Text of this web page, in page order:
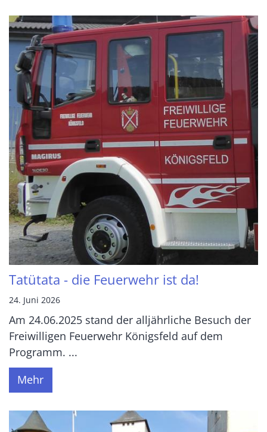
Tatütata - die Feuerwehr ist da!
24. Juni 2026
Am 24.06.2025 stand der alljährliche Besuch der
Freiwilligen Feuerwehr Königsfeld auf dem
Programm. ...
Mehr